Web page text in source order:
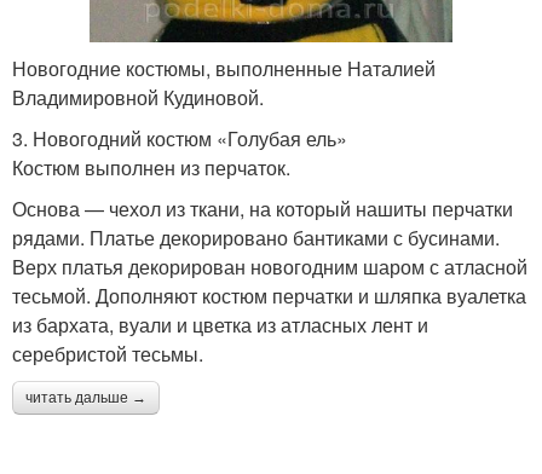
Новогодние костюмы, выполненные Наталией
Владимировной Кудиновой.
3. Новогодний костюм «Голубая ель»
Костюм выполнен из перчаток.
Основа — чехол из ткани, на который нашиты перчатки
рядами. Платье декорировано бантиками с бусинами.
Верх платья декорирован новогодним шаром с атласной
тесьмой. Дополняют костюм перчатки и шляпка вуалетка
из бархата, вуали и цветка из атласных лент и
серебристой тесьмы.
читать дальше →